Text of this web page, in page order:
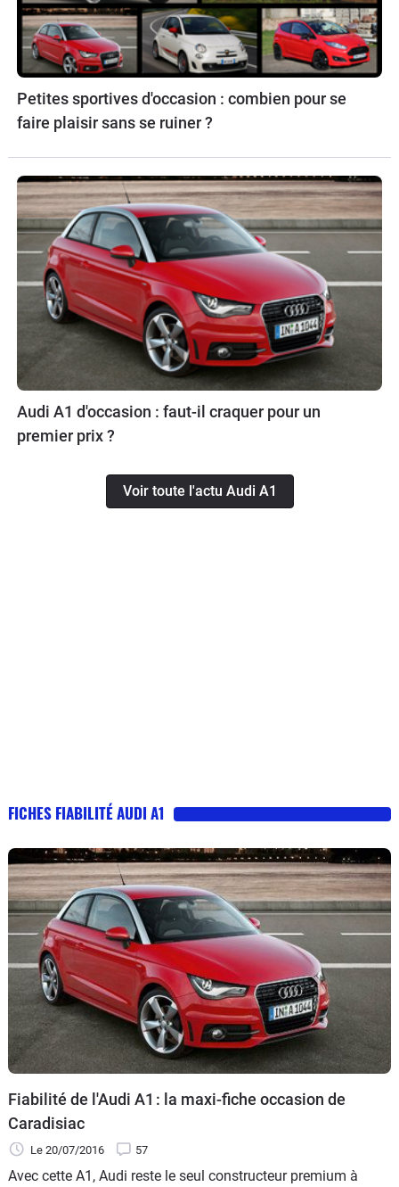
Petites sportives d'occasion : combien pour se
faire plaisir sans se ruiner ?
Audi A1 d'occasion : faut-il craquer pour un
premier prix ?
Voir toute l'actu Audi A1
FICHES FIABILITÉ AUDI A1
Fiabilité de l'Audi A1 : la maxi-fiche occasion de
Caradisiac
Le 20/07/2016 57
Avec cette A1, Audi reste le seul constructeur premium à